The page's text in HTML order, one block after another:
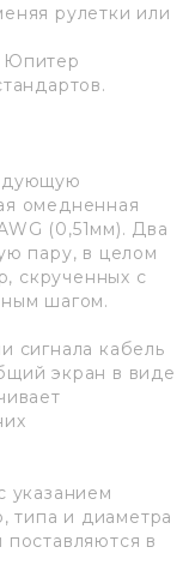
рулетки или
Юпитер
омедненная
(0,51мм). Два
пару, в целом
скрученных с
шагом.
сигнала кабель
экран в виде
указанием
типа и диаметра
в